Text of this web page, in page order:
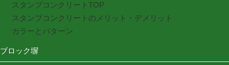
スタンプコンクリートTOP
スタンプコンクリートのメリット・デメリット
カラーとパターン
ブロック塀